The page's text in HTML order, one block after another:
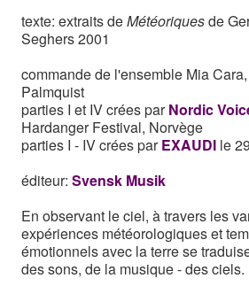
texte: extraits deMétéoriquesde
Seghers 2001
commande de l'ensemble Mia
Palmquist
parties I et IV crées parNordic
Hardanger Festival, Norvège
parties I - IV crées parEXAUDI le
éditeur: Svensk Musik
En observant le ciel, à travers les
expériences météorologiques et
émotionnels avec la terre se
des sons, de la musique - des ciels.